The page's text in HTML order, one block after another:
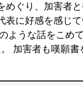
めぐり、加害者
表に好感を感じ
ような話をこめ
加害者も嘆願